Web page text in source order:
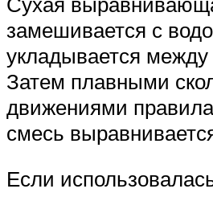
замешивается с
укладывается
Затем плавными
движениями
смесь
Если